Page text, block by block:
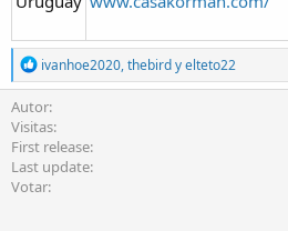
R
e
c
t
o
n
ivanhoe2020,thebirdyelteto22
Autor
Visitas
First release
Last update
Votar